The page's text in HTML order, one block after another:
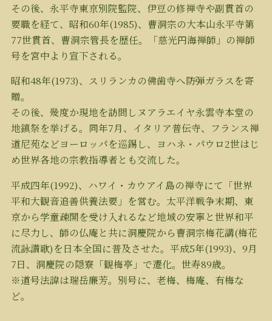
その後、永平寺東京別院監院、伊豆の修禅寺や副貫首の
要職を経て、昭和60年(1985)、曹洞宗の大本山永平寺第
77世貫首、曹洞宗管長を歴任。「慈光円海禅師」の禅師
号を宮中より宣下される。
昭和48年(1973)、スリランカの佛歯寺へ防弾ガラスを寄
贈。
その後、幾度か現地を訪問しヌアラエイヤ永雲寺本堂の
地鎮祭を挙げる。同年7月、イタリア普伝寺、フランス禅
道尼苑などヨーロッパを巡錫し、ヨハネ・パウロ2世はじ
め世界各地の宗教指導者とも交流した。
平成四年(1992)、ハワイ・カウアイ島の禅寺にて「世界
平和大観音追善供養法要」を営む。太平洋戦争末期、東
京から学童疎開を受け入れるなど地域の安寧と世界和平
に尽力し、師の仏庵と共に洞慶院から曹洞宗梅花講(梅花
流詠讃歌)を日本全国に普及させた。平成5年(1993)、9月
7日、洞慶院の隠寮「観梅亭」で遷化。世寿89歳。
※道号法諱は瑞岳廉芳。別号に、老梅、梅庵、有梅な
ど。